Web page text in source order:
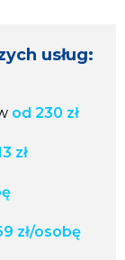
usług:
od 230 zł
zł
zł/osobę